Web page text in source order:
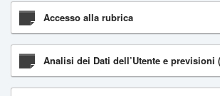
Accesso alla rubrica
Analisi dei Dati dell’Utente e previsioni